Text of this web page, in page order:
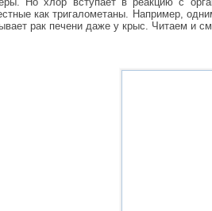
как тригалометаны. Например,
рак печени даже у крыс. Читаем и